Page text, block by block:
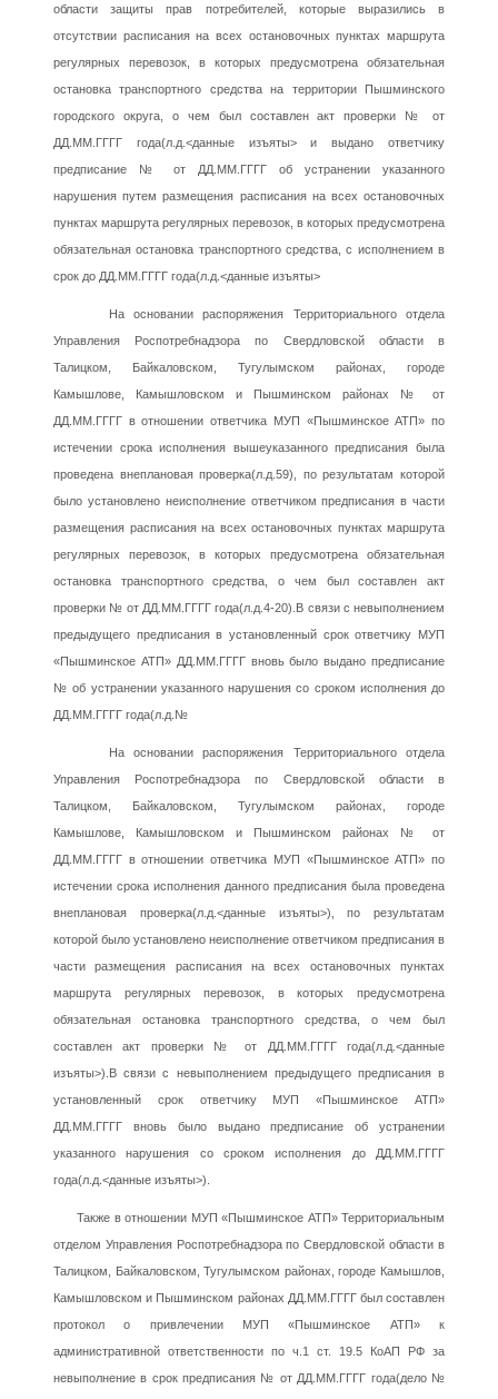
области защиты прав потребителей, которые выразились в
отсутствии расписания на всех остановочных пунктах маршрута
регулярных перевозок, в которых предусмотрена обязательная
остановка транспортного средства на территории Пышминского
городского округа, о чем был составлен акт проверки № от
ДД.ММ.ГГГГ года(л.д.<данные изъяты> и выдано ответчику
предписание № от ДД.ММ.ГГГГ об устранении указанного
нарушения путем размещения расписания на всех остановочных
пунктах маршрута регулярных перевозок, в которых предусмотрена
обязательная остановка транспортного средства, с исполнением в
срок до ДД.ММ.ГГГГ года(л.д.<данные изъяты>
На основании распоряжения Территориального отдела
Управления Роспотребнадзора по Свердловской области в
Талицком, Байкаловском, Тугулымском районах, городе
Камышлове, Камышловском и Пышминском районах № от
ДД.ММ.ГГГГ в отношении ответчика МУП «Пышминское АТП» по
истечении срока исполнения вышеуказанного предписания была
проведена внеплановая проверка(л.д.59), по результатам которой
было установлено неисполнение ответчиком предписания в части
размещения расписания на всех остановочных пунктах маршрута
регулярных перевозок, в которых предусмотрена обязательная
остановка транспортного средства, о чем был составлен акт
проверки № от ДД.ММ.ГГГГ года(л.д.4-20).В связи с невыполнением
предыдущего предписания в установленный срок ответчику МУП
«Пышминское АТП» ДД.ММ.ГГГГ вновь было выдано предписание
№ об устранении указанного нарушения со сроком исполнения до
ДД.ММ.ГГГГ года(л.д.№
На основании распоряжения Территориального отдела
Управления Роспотребнадзора по Свердловской области в
Талицком, Байкаловском, Тугулымском районах, городе
Камышлове, Камышловском и Пышминском районах № от
ДД.ММ.ГГГГ в отношении ответчика МУП «Пышминское АТП» по
истечении срока исполнения данного предписания была проведена
внеплановая проверка(л.д.<данные изъяты>), по результатам
которой было установлено неисполнение ответчиком предписания в
части размещения расписания на всех остановочных пунктах
маршрута регулярных перевозок, в которых предусмотрена
обязательная остановка транспортного средства, о чем был
составлен акт проверки № от ДД.ММ.ГГГГ года(л.д.<данные
изъяты>).В связи с невыполнением предыдущего предписания в
установленный срок ответчику МУП «Пышминское АТП»
ДД.ММ.ГГГГ вновь было выдано предписание об устранении
указанного нарушения со сроком исполнения до ДД.ММ.ГГГГ
года(л.д.<данные изъяты>).
Также в отношении МУП «Пышминское АТП» Территориальным
отделом Управления Роспотребнадзора по Свердловской области в
Талицком, Байкаловском, Тугулымском районах, городе Камышлов,
Камышловском и Пышминском районах ДД.ММ.ГГГГ был составлен
протокол о привлечении МУП «Пышминское АТП» к
административной ответственности по ч.1 ст. 19.5 КоАП РФ за
невыполнение в срок предписания № от ДД.ММ.ГГГГ года(дело №